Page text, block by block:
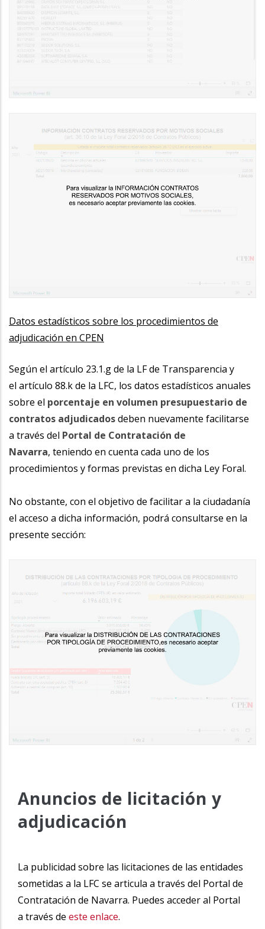
Datos estadísticos sobre los procedimientos de
adjudicación en CPEN
Según el artículo 23.1.g de la LF de Transparencia y
el artículo 88.k de la LFC, los datos estadísticos anuales
sobre el porcentaje en volumen presupuestario de
contratos adjudicadosdeben nuevamente facilitarse
a través del Portal de Contratación de
Navarra, teniendo en cuenta cada uno de los
procedimientos y formas previstas en dicha Ley Foral.
No obstante, con el objetivo de facilitar a la ciudadanía
el acceso a dicha información, podrá consultarse en la
presente sección:
Anuncios de licitación y
adjudicación
La publicidad sobre las licitaciones de las entidades
sometidas a la LFC se articula a través del Portal de
Contratación de Navarra. Puedes acceder al Portal
a través de este enlace.